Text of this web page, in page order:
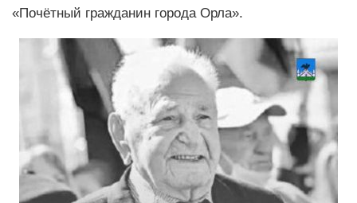
«Почётный гражданин города Орла».